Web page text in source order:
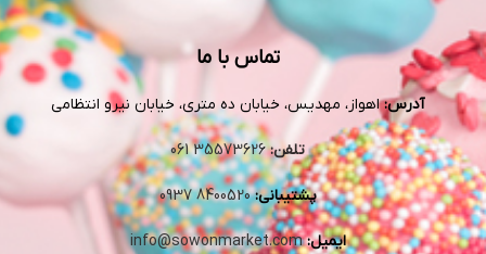
تماس با ما
آدرس:اهواز، مهدیس، خیابان ده متری، خیابان نیرو انتظامی
تلفن: 35573626
061
پشتیبانی:8400520 0937
ایمیل:info@sowonmarket.com